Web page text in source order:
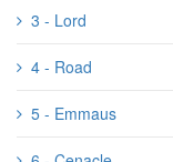
3 - Lord
4 - Road
5 - Emmaus